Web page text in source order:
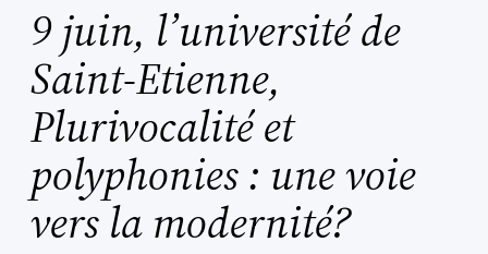
9 juin, l’université de
Saint-Etienne,
Plurivocalité et
polyphonies : une voie
vers la modernité?